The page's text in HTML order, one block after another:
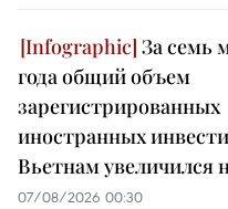
За семь
года общий объем
зарегистрированных
иностранных
Вьетнам увеличился
07/08/2026 00:30